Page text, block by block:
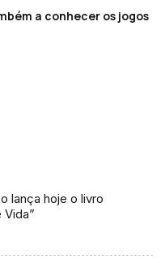
a conhecer os jogos
lança hoje o livro
Vida”